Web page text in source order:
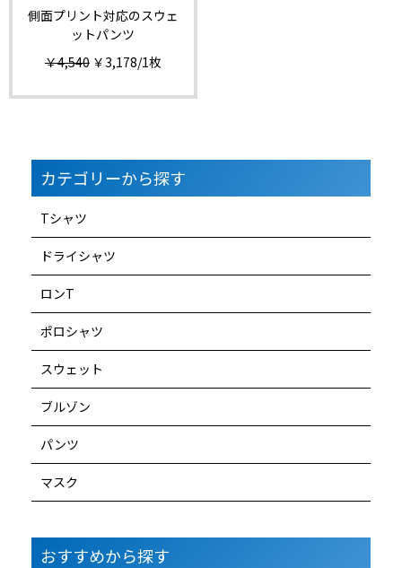
側面プリント対応のスウェ
ットパンツ
￥4,540 ￥3,178/1枚
カテゴリーから探す
Tシャツ
ドライシャツ
ロンT
ポロシャツ
スウェット
ブルゾン
パンツ
マスク
おすすめから探す